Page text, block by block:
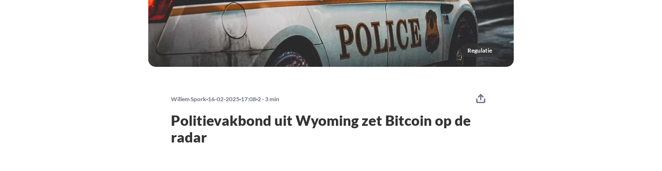
Regulatie
Willem Spork 16-02-2025 17:08 2 - 3 min
Politievakbond uit Wyoming zet Bitcoin op de
radar